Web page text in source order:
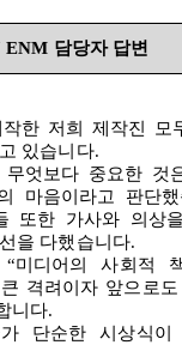
ENM 담당자 답변
한 저희 제작진 모
있습니다.
무엇보다 중요한 것
마음이라고 판단했
또한 가사와 의상
을 다했습니다.
“미디어의 사회적
격려이자 앞으로
니다.
가 단순한 시상식